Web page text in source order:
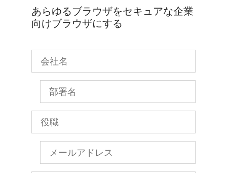
あらゆるブラウザをセキュアな企業
向けブラウザにする